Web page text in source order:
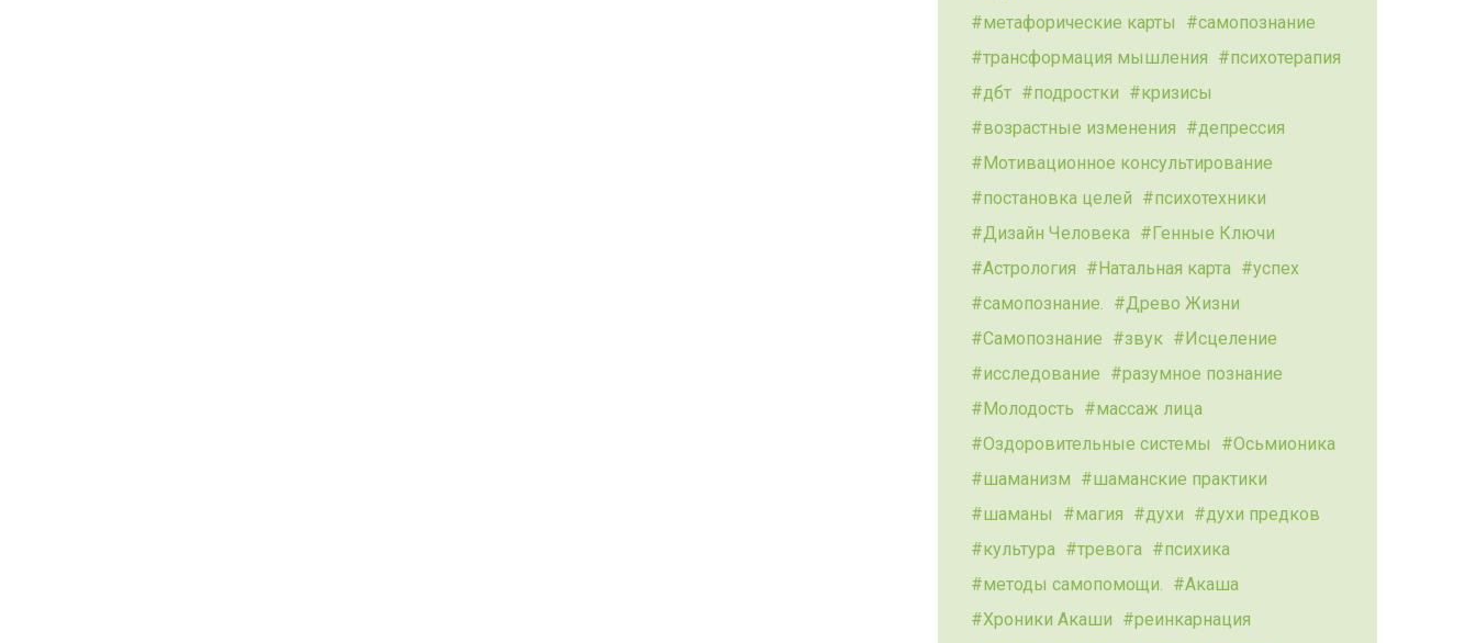
метафорические карты
самопознание
трансформация мышления
психотерапия
дбт
подростки
кризисы
возрастные изменения
депрессия
Мотивационное консультирование
постановка целей
психотехники
Дизайн Человека
Генные Ключи
Астрология
Натальная карта
успех
самопознание.
Древо Жизни
Самопознание
звук
Исцеление
исследование
разумное познание
Молодость
массаж лица
Оздоровительные системы
Осьмионика
шаманизм
шаманские практики
шаманы
магия духи
духи предков
культура
тревога
психика
методы самопомощи.
Акаша
Хроники Акаши
реинкарнация